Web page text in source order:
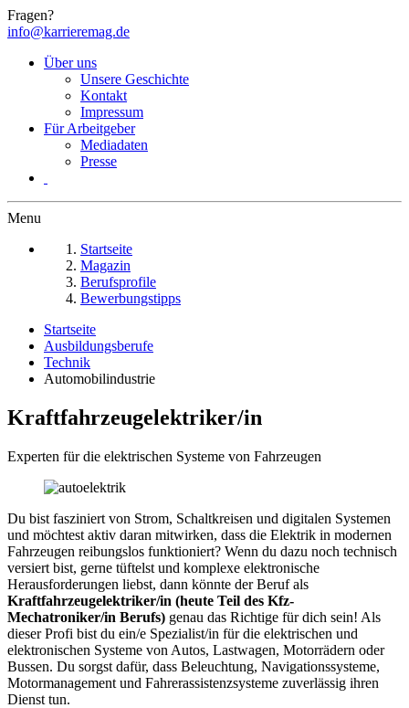
Fragen?
info@karrieremag.de
Über uns
Unsere Geschichte
Kontakt
Impressum
Für Arbeitgeber
Mediadaten
Presse
Menu
Startseite
Magazin
Berufsprofile
Bewerbungstipps
Startseite
Ausbildungsberufe
Technik
Automobilindustrie
Kraftfahrzeugelektriker/in
Experten für die elektrischen Systeme von Fahrzeugen
Du bist fasziniert von Strom, Schaltkreisen und digitalen Systemen
und möchtest aktiv daran mitwirken, dass die Elektrik in modernen
Fahrzeugen reibungslos funktioniert? Wenn du dazu noch technisch
versiert bist, gerne tüftelst und komplexe elektronische
Herausforderungen liebst, dann könnte der Beruf als
Kraftfahrzeugelektriker/in (heute Teil des Kfz-
Mechatroniker/in Berufs) genau das Richtige für dich sein! Als
dieser Profi bist du ein/e Spezialist/in für die elektrischen und
elektronischen Systeme von Autos, Lastwagen, Motorrädern oder
Bussen. Du sorgst dafür, dass Beleuchtung, Navigationssysteme,
Motormanagement und Fahrerassistenzsysteme zuverlässig ihren
Dienst tun.